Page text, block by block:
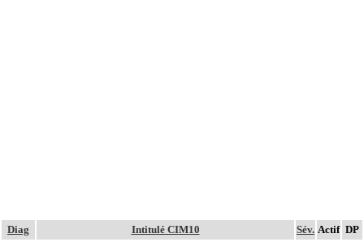
Diag Intitulé CIM10 Sév. Actif DP